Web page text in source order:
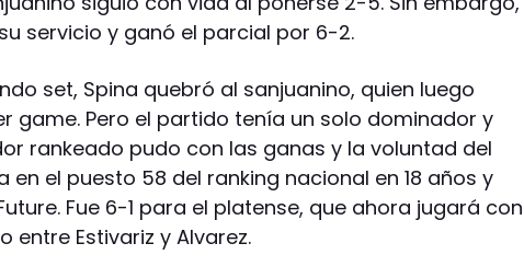
servicio y ganó el parcial por 6-2.
set, Spina quebró al sanjuanino, quien luego
game. Pero el partido tenía un solo dominador y
rankeado pudo con las ganas y la voluntad del
en el puesto 58 del ranking nacional en 18 años y
Fue 6-1 para el platense, que ahora jugará con
entre Estivariz y Alvarez.